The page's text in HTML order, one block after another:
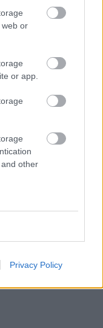
web or
or app.
other
Privacy Policy